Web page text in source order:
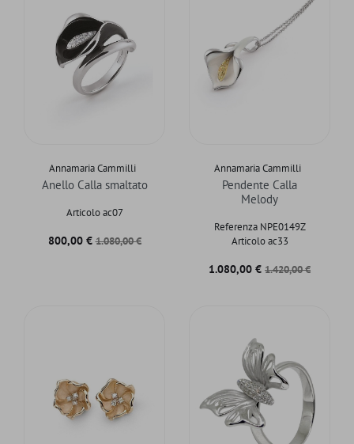
Annamaria Cammilli
Anello Calla smaltato
Articolo ac07
Prezzo
800,00 €Prezzo base
1.080,00 €
Annamaria Cammilli
Pendente Calla
Melody
Referenza NPE0149Z
Articolo ac33
Prezzo
1.080,00 € Prezzo base
1.420,00 €